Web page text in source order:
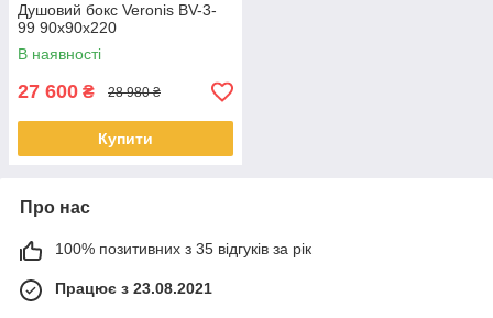
Душовий бокс Veronis BV-3-
99 90x90x220
В наявності
27 600 ₴ 28 980 ₴
Купити
Про нас
100% позитивних з 35 відгуків за рік
Працює з 23.08.2021